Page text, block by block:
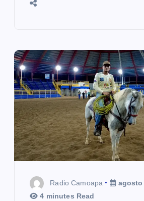
Radio Camoapa
agosto
4 minutes Read